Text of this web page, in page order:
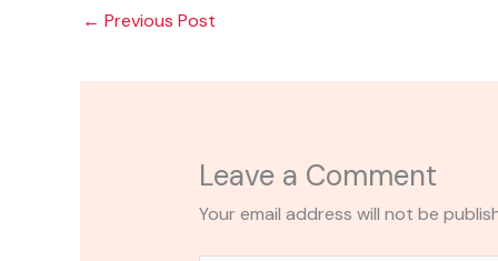
← Previous Post
Leave a Comment
Your email address will not be